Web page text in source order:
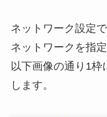
ネットワーク設定
ネットワークを指定
以下画像の通り1枠
します。